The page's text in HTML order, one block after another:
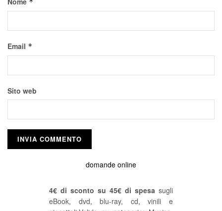
Email *
Sito web
domande online
4€ di sconto su 45€ di spesa sugli
eBook, dvd, blu-ray, cd, vinili e